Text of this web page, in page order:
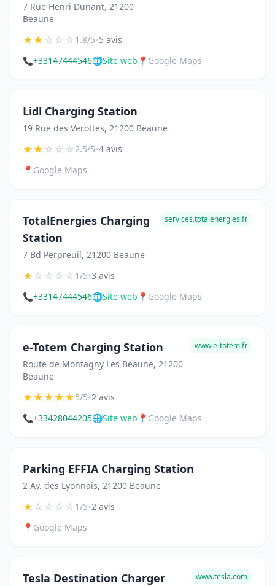
7 Rue Henri Dunant, 21200
Beaune
★★☆☆☆1.8/5•5 avis
📞+33147444546🌐Site web 📍 Google Maps
Lidl Charging Station
19 Rue des Verottes, 21200 Beaune
★★☆☆☆2.5/5•4 avis
📍 Google Maps
TotalEnergies Charging
Station
7 Bd Perpreuil, 21200 Beaune
services.totalenergies.fr
★☆☆☆☆1/5•3 avis
📞+33147444546🌐Site web 📍 Google Maps
e-Totem Charging Station
Route de Montagny Les Beaune, 21200
Beaune
www.e-totem.fr
★★★★★5/5•2 avis
📞+33428044205🌐Site web 📍 Google Maps
Parking EFFIA Charging Station
2 Av. des Lyonnais, 21200 Beaune
★☆☆☆☆1/5•2 avis
📍 Google Maps
Tesla Destination Charger www.tesla.com